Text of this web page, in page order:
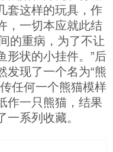
套这样的玩具，作
，一切本应就此结
的重病，为了不让
形状的小挂件。”后
发现了一个名为“熊
任何一个熊猫模样
作一只熊猫，结果
系列收藏。